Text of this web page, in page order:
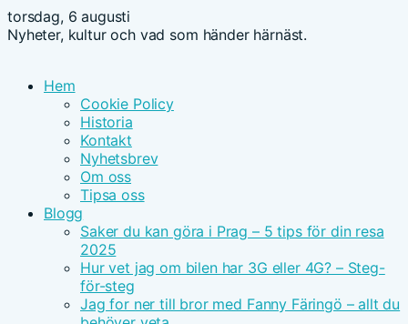
torsdag, 6 augusti
Nyheter, kultur och vad som händer härnäst.
Hem
Cookie Policy
Historia
Kontakt
Nyhetsbrev
Om oss
Tipsa oss
Blogg
Saker du kan göra i Prag – 5 tips för din resa
2025
Hur vet jag om bilen har 3G eller 4G? – Steg-
för-steg
Jag for ner till bror med Fanny Färingö – allt du